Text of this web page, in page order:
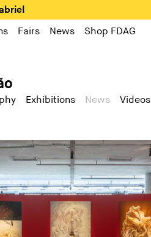
Fairs News Shop FDAG
Exhibitions News Videos